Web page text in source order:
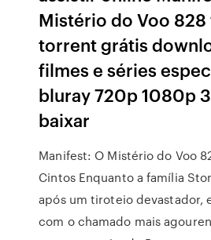
Mistério do Voo
torrent grátis
filmes e séries
bluray 720p 1080p
baixar
Manifest: O Mistério do Voo
Cintos Enquanto a família
após um tiroteio devastador,
com o chamado mais